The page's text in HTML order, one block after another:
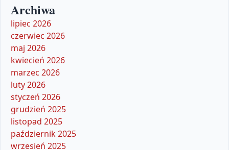
Archiwa
lipiec 2026
czerwiec 2026
maj 2026
kwiecień 2026
marzec 2026
luty 2026
styczeń 2026
grudzień 2025
listopad 2025
październik 2025
wrzesień 2025